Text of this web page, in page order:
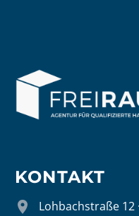
KONTAKT

 Lohbachstraße 12